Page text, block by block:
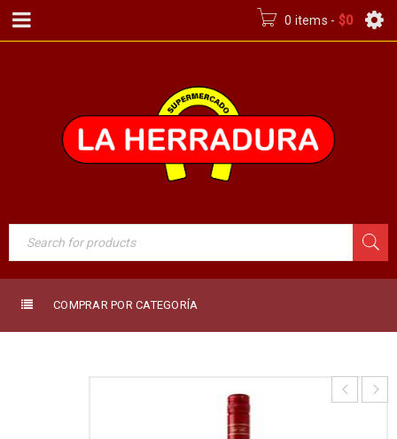
0 items - $0
COMPRAR POR CATEGORÍA